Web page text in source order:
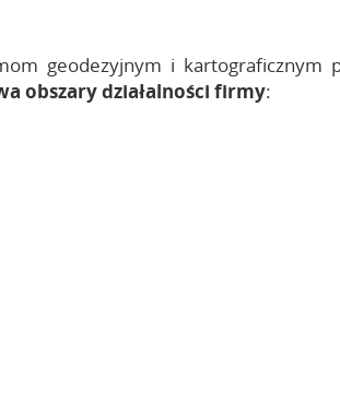
geodezyjnym i kartograficznym
obszary działalności firmy: